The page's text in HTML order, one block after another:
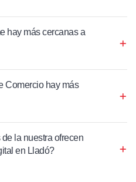
hay más cercanas a
Comercio hay más
la nuestra ofrecen
en Lladó?